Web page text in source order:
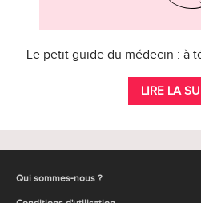
Le petit guide du médecin : à
LIRE LA
Qui sommes-nous ?